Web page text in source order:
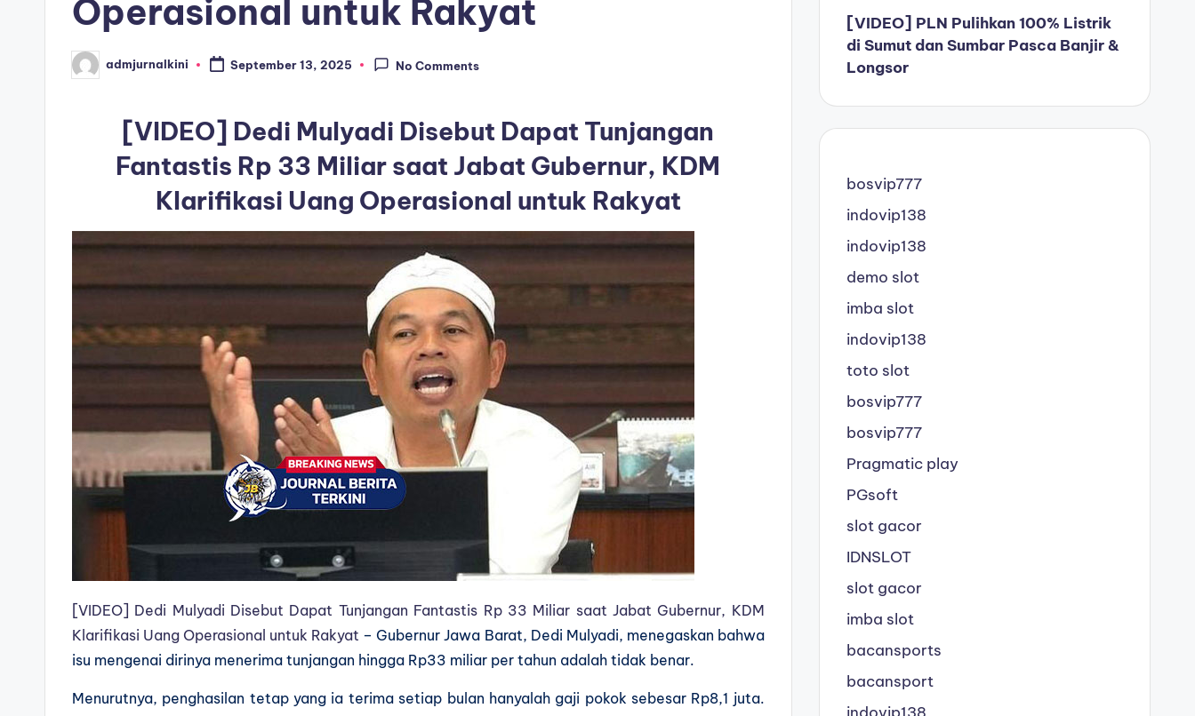
Operasional untuk Rakyat
Posted
by
admjurnalkini September 13, 2025 No Comments
[VIDEO] Dedi Mulyadi Disebut Dapat Tunjangan
Fantastis Rp 33 Miliar saat Jabat Gubernur, KDM
Klarifikasi Uang Operasional untuk Rakyat
[VIDEO] Dedi Mulyadi Disebut Dapat Tunjangan Fantastis Rp 33 Miliar saat Jabat Gubernur, KDM
Klarifikasi Uang Operasional untuk Rakyat – Gubernur Jawa Barat, Dedi Mulyadi, menegaskan bahwa
isu mengenai dirinya menerima tunjangan hingga Rp33 miliar per tahun adalah tidak benar.
Menurutnya, penghasilan tetap yang ia terima setiap bulan hanyalah gaji pokok sebesar Rp8,1 juta.
[VIDEO] PLN Pulihkan 100% Listrik
di Sumut dan Sumbar Pasca Banjir &
Longsor
bosvip777
indovip138
indovip138
demo slot
imba slot
indovip138
toto slot
bosvip777
bosvip777
Pragmatic play
PGsoft
slot gacor
IDNSLOT
slot gacor
imba slot
bacansports
bacansport